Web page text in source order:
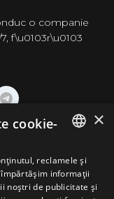
o companie
f\u0103r\u0103
ENGLISH
GERMAN
×
cookie-
reclamele și
informații
noștri de publicitate și